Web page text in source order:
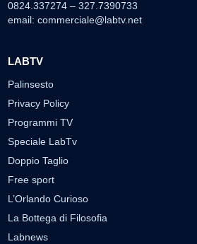
0824.337274 – 327.7390733
email: commerciale@labtv.net
LABTV
Palinsesto
Privacy Policy
Programmi TV
Speciale LabTv
Doppio Taglio
Free sport
L’Orlando Curioso
La Bottega di Filosofia
Labnews